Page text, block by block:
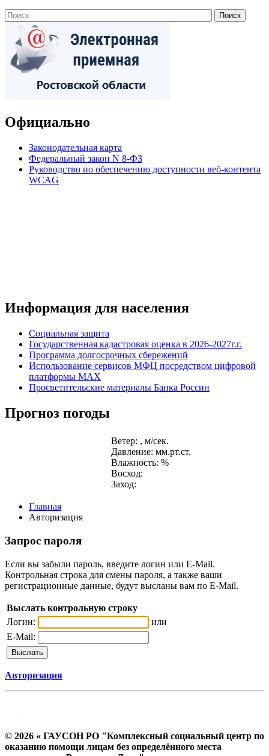
Официально
Законодательная карта
Федеральный закон N 8-ФЗ
Руководство по обеспечению доступности веб-контента
WCAG
Информация для населения
Социальная защита
Государственная кадастровая оценка в 2026-2027г.г.
Программа долгосрочных сбережений
Использование сервисов МФЦ посредством цифровой
платформы MAX
Просветительские материалы Банка России
Прогноз погоды
Ветер: , м/сек.
Давление: мм.рт.ст.
Влажность: %
Восход:
Заход:
Главная
Авторизация
Запрос пароля
Если вы забыли пароль, введите логин или E-Mail.
Контрольная строка для смены пароля, а также ваши
регистрационные данные, будут высланы вам по E-Mail.
Выслать контрольную строку
Логин:
или
E-Mail:
Авторизация
© 2026 « ГАУСОН РО "Комплексный социальный центр по
оказанию помощи лицам без определённого места